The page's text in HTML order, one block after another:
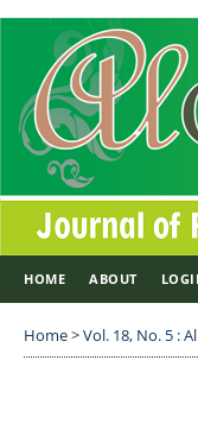
HOME ABOUT
Home>Vol. 18, No. 5 :